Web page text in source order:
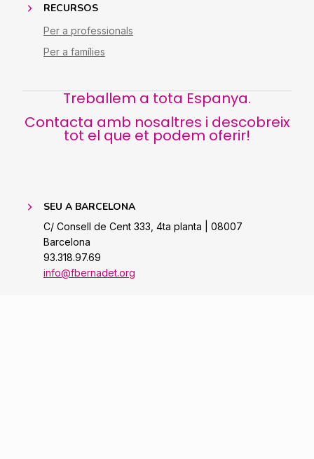
RECURSOS
Per a professionals
Per a famílies
Treballem a tota Espanya.
Contacta amb nosaltres i descobreix
tot el que et podem oferir!
SEU A BARCELONA
C/ Consell de Cent 333, 4ta planta | 08007
Barcelona
93.318.97.69
info@fbernadet.org